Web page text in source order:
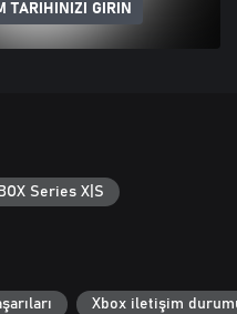
TARIHINIZI GIRIN
Series X|S
Xbox iletişim